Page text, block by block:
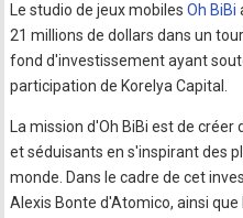
Le studio de jeux mobilesOh BiBi
21 millions de dollars dans un
fond d'investissement ayant
participation de Korelya Capital.
La mission d'Oh BiBi est de
et séduisants en s'inspirant des
monde. Dans le cadre de cet
Alexis Bonte d'Atomico, ainsi